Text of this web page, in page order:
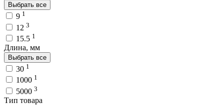
Выбрать все
9 1
12 3
15.5 1
Длина, мм
Выбрать все
30 1
1000 1
5000 3
Тип товара